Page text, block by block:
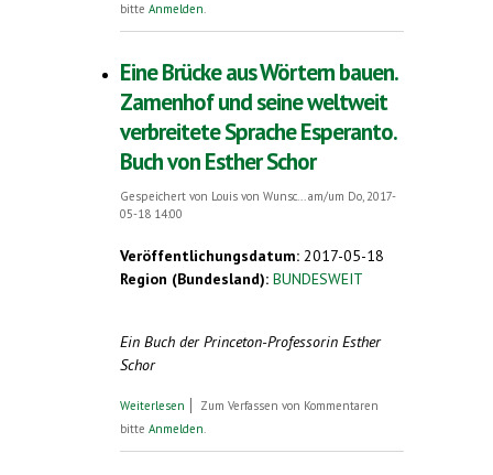
Esperanto-Kongress in Freiburg, Pfingsten
2017
bitte Anmelden.
Eine Brücke aus Wörtern bauen.
Zamenhof und seine weltweit
verbreitete Sprache Esperanto.
Buch von Esther Schor
Gespeichert von Louis von Wunsc...am/um Do, 2017-
05-18 14:00
Veröffentlichungsdatum: 2017-05-18
Region (Bundesland): BUNDESWEIT
Ein Buch der Princeton-Professorin Esther
Schor
Weiterlesen über Eine Brücke aus Wörtern bauen.
Sprache Esperanto. Buch von Esther Schor
Zum Verfassen von Kommentaren
bitte Anmelden.